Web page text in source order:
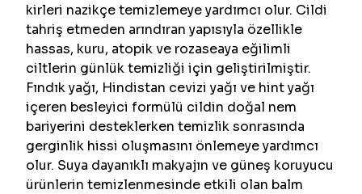
kirleri nazikçe temizlemeye yardımcı olur. Cildi
tahriş etmeden arındıran yapısıyla özellikle
hassas, kuru, atopik ve rozaseaya eğilimli
ciltlerin günlük temizliği için geliştirilmiştir.
Fındık yağı, Hindistan cevizi yağı ve hint yağı
içeren besleyici formülü cildin doğal nem
bariyerini desteklerken temizlik sonrasında
gerginlik hissi oluşmasını önlemeye yardımcı
olur. Suya dayanıklı makyajın ve güneş koruyucu
ürünlerin temizlenmesinde etkili olan balm